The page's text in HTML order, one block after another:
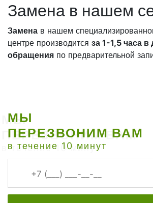
Замена в нашем
Замена в нашем
центре производится за 1-1,5 часа в
обращения по предварительной
МЫ
ПЕРЕЗВОНИМ ВАМ
в течение 10 минут